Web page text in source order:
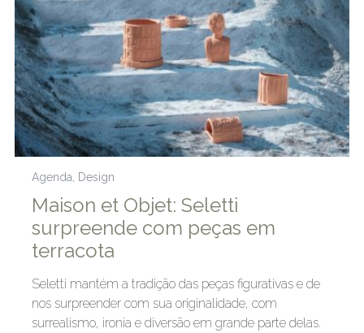
Agenda Design
Maison et Objet: Seletti
surpreende com peças em
terracota
Seletti mantém a tradição das peças figurativas e de
nos surpreender com sua originalidade, com
surrealismo, ironia e diversão em grande parte delas.